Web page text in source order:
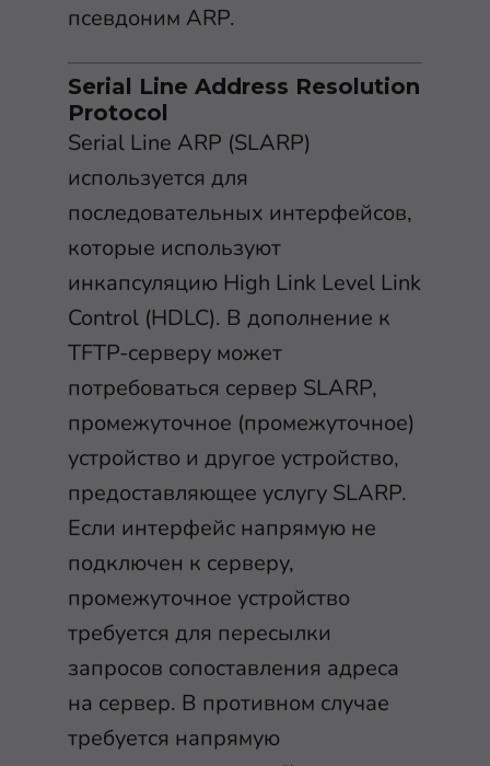
псевдоним ARP.
Serial Line Address Resolution
Protocol
Serial Line ARP (SLARP)
используется для
последовательных интерфейсов,
которые используют
инкапсуляцию High Link Level Link
Control (HDLC). В дополнение к
TFTP-серверу может
потребоваться сервер SLARP,
промежуточное (промежуточное)
устройство и другое устройство,
предоставляющее услугу SLARP.
Если интерфейс напрямую не
подключен к серверу,
промежуточное устройство
требуется для пересылки
запросов сопоставления адреса
на сервер. В противном случае
требуется напрямую